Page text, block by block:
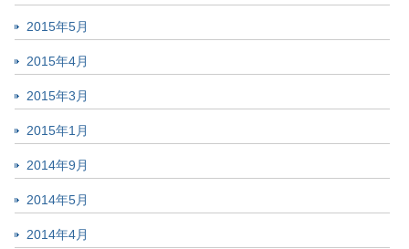
2015年5月
2015年4月
2015年3月
2015年1月
2014年9月
2014年5月
2014年4月